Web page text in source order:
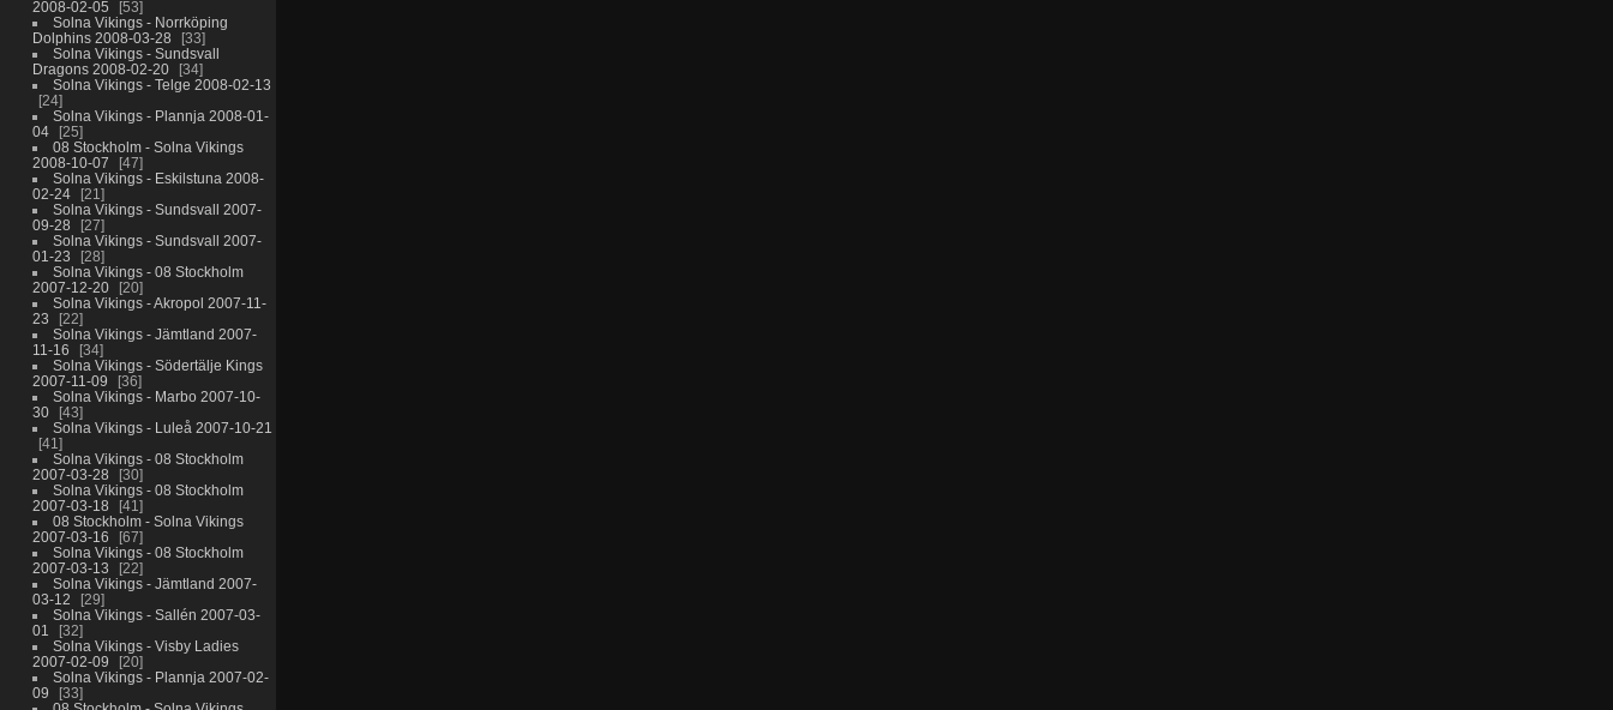
2008-02-05
53
Solna Vikings - Norrköping
Dolphins 2008-03-28
33
Solna Vikings - Sundsvall
Dragons 2008-02-20
34
Solna Vikings - Telge 2008-02-13
24
Solna Vikings - Plannja 2008-01-
04
25
08 Stockholm - Solna Vikings
2008-10-07
47
Solna Vikings - Eskilstuna 2008-
02-24
21
Solna Vikings - Sundsvall 2007-
09-28
27
Solna Vikings - Sundsvall 2007-
01-23
28
Solna Vikings - 08 Stockholm
2007-12-20
20
Solna Vikings - Akropol 2007-11-
23
22
Solna Vikings - Jämtland 2007-
11-16
34
Solna Vikings - Södertälje Kings
2007-11-09
36
Solna Vikings - Marbo 2007-10-
30
43
Solna Vikings - Luleå 2007-10-21
41
Solna Vikings - 08 Stockholm
2007-03-28
30
Solna Vikings - 08 Stockholm
2007-03-18
41
08 Stockholm - Solna Vikings
2007-03-16
67
Solna Vikings - 08 Stockholm
2007-03-13
22
Solna Vikings - Jämtland 2007-
03-12
29
Solna Vikings - Sallén 2007-03-
01
32
Solna Vikings - Visby Ladies
2007-02-09
20
Solna Vikings - Plannja 2007-02-
09
33